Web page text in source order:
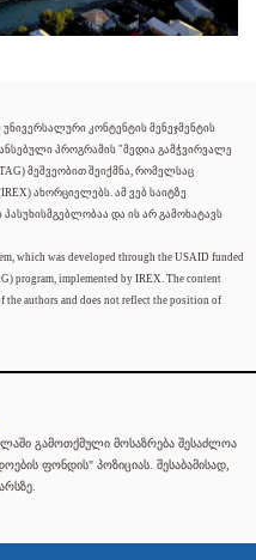
კონტენტის მენეჯმენტის
პროგრამის "მედია გამჭვირვალე
მეშვეობით შეიქმნა, რომელსაც
ახორციელებს. ამ ვებ საიტზე
და ის არ გამოხატავს
which was developed through the USAID funded
program, implemented by IREX. The content
authors and does not reflect the position of
გამოთქმული მოსაზრება შესაძლოა
ფონდის" პოზიციას. შესაბამისად,